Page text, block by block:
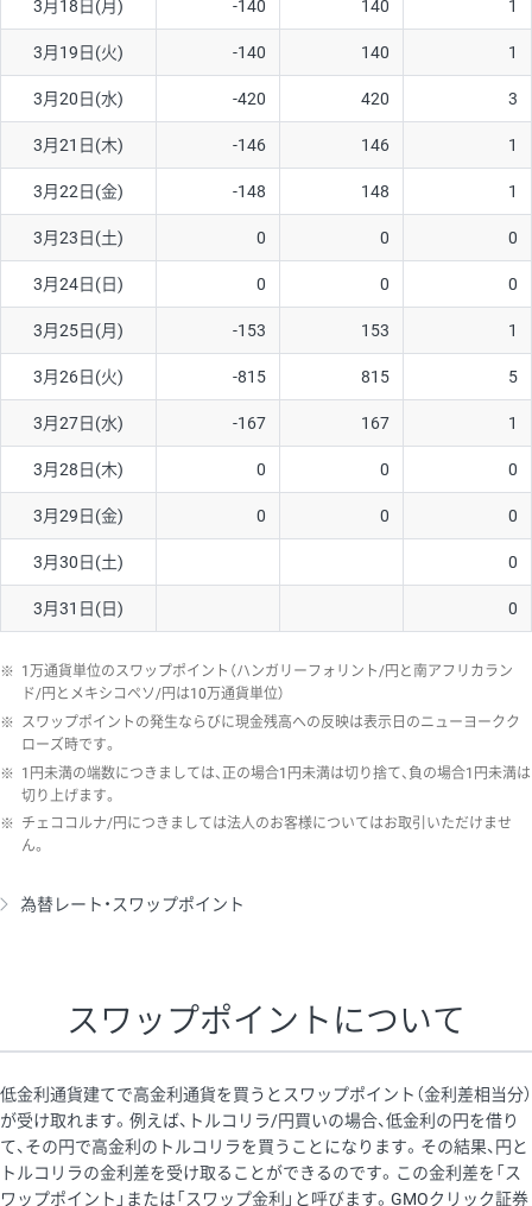
ソ/円は10万通貨単位。
3月18日(月) -140 140 1
3月19日(火) -140 140 1
3月20日(水) -420 420 3
3月21日(木) -146 146 1
3月22日(金) -148 148 1
3月23日(土) 0 0 0
3月24日(日) 0 0 0
3月25日(月) -153 153 1
3月26日(火) -815 815 5
3月27日(水) -167 167 1
3月28日(木) 0 0 0
3月29日(金) 0 0 0
3月30日(土) 0
3月31日(日) 0
※ 1万通貨単位のスワップポイント（ハンガリーフォリント/円と南アフリカラン
ド/円とメキシコペソ/円は10万通貨単位）
※ スワップポイントの発生ならびに現金残高への反映は表示日のニューヨークク
ローズ時です。
※ 1円未満の端数につきましては、正の場合1円未満は切り捨て、負の場合1円未満は
切り上げます。
※ チェココルナ/円につきましては法人のお客様についてはお取引いただけませ
ん。
為替レート・スワップポイント
スワップポイントについて
低金利通貨建てで高金利通貨を買うとスワップポイント（金利差相当分）
が受け取れます。例えば、トルコリラ/円買いの場合、低金利の円を借り
て、その円で高金利のトルコリラを買うことになります。その結果、円と
トルコリラの金利差を受け取ることができるのです。この金利差を「ス
ワップポイント」または「スワップ金利」と呼びます。GMOクリック証券